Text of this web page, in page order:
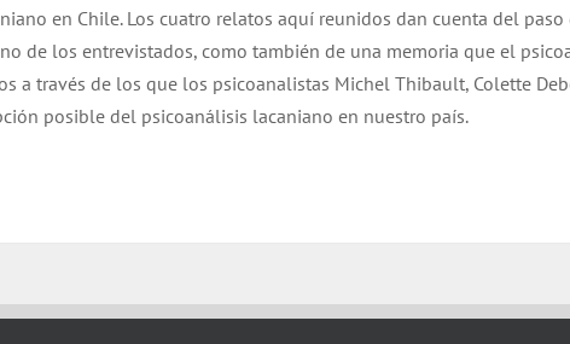
en Chile. Los cuatro relatos aquí reunidos dan cuenta del
de los entrevistados, como también de una memoria que el
a través de los que los psicoanalistas Michel Thibault, Colette
posible del psicoanálisis lacaniano en nuestro país.